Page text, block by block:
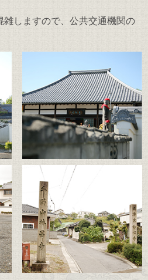
しますので、公共交通機関の